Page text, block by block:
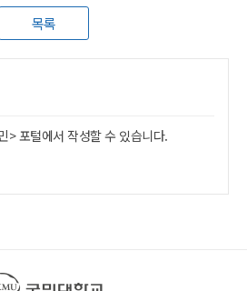
목록
> 포털에서 작성할 수 있습니다.
대학교